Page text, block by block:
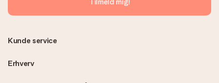
Kunde service
Erhverv